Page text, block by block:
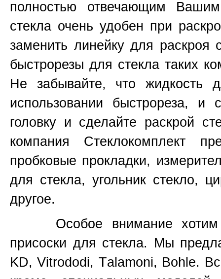
полностью отвечающим
стекла очень удобен при
заменить линейку для раскроя
быстрорезы для стекла таких
Не забывайте, что жидкость
использовании быстрореза, и
головку и сделайте раскрой
компания Стеклокомплект
пробковые прокладки,
для стекла, угольник стекло,
другое.
Особое внимание хотим
присоски для стекла. Мы
KD, Vitrododi, Talamoni, Bohle.